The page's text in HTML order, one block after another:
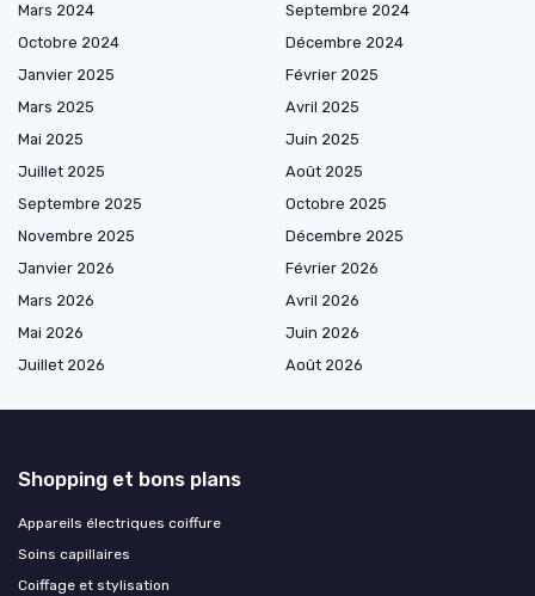
Mars 2024
Septembre 2024
Octobre 2024
Décembre 2024
Janvier 2025
Février 2025
Mars 2025
Avril 2025
Mai 2025
Juin 2025
Juillet 2025
Août 2025
Septembre 2025
Octobre 2025
Novembre 2025
Décembre 2025
Janvier 2026
Février 2026
Mars 2026
Avril 2026
Mai 2026
Juin 2026
Juillet 2026
Août 2026
Shopping et bons plans
Appareils électriques coiffure
Soins capillaires
Coiffage et stylisation